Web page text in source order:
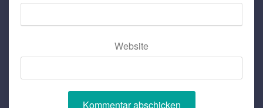
Website